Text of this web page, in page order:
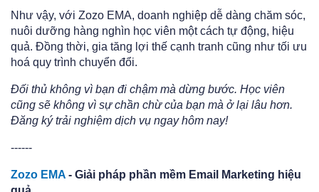
Như vậy, với Zozo EMA, doanh nghiệp dễ dàng chăm sóc,
nuôi dưỡng hàng nghìn học viên một cách tự động, hiệu
quả. Đồng thời, gia tăng lợi thế cạnh tranh cũng như tối ưu
hoá quy trình chuyển đổi.
Đối thủ không vì bạn đi chậm mà dừng bước. Học viên
cũng sẽ không vì sự chần chừ của bạn mà ở lại lâu hơn.
Đăng ký trải nghiệm dịch vụ ngay hôm nay!
------
Zozo EMA - Giải pháp phần mềm Email Marketing hiệu